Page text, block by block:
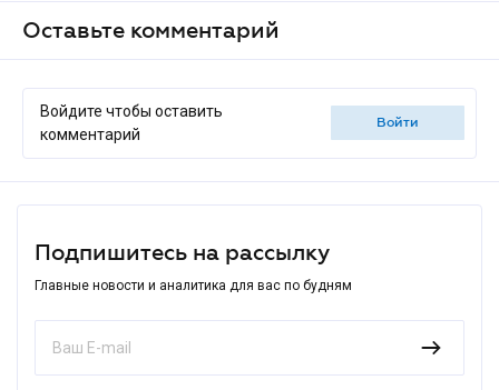
Оставьте комментарий
Войдите чтобы оставить
комментарий
войти
Подпишитесь на рассылку
Главные новости и аналитика для вас по будням